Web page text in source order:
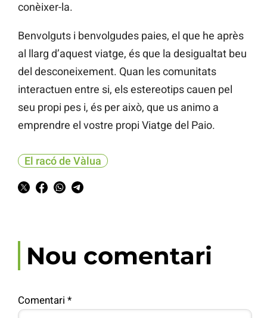
conèixer-la.
Benvolguts i benvolgudes paies, el que he après
al llarg d’aquest viatge, és que la desigualtat beu
del desconeixement. Quan les comunitats
interactuen entre si, els estereotips cauen pel
seu propi pes i, és per això, que us animo a
emprendre el vostre propi Viatge del Paio.
El racó de Vàlua
Nou comentari
Comentari *